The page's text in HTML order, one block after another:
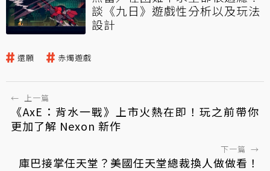
談《九日》遊戲性分析以及玩法
設計
還願 赤燭遊戲
← 上一篇
《AxE：背水一戰》上市火熱在即！玩之前帶你
更加了解 Nexon 新作
下一篇 →
庫巴接掌任天堂？美國任天堂總裁換人做做看！